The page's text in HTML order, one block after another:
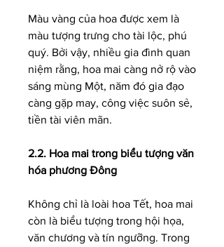
Màu vàng của hoa được xem là
màu tượng trưng cho tài lộc, phú
quý. Bởi vậy, nhiều gia đình quan
niệm rằng, hoa mai càng nở rộ vào
sáng mùng Một, năm đó gia đạo
càng gặp may, công việc suôn sẻ,
tiền tài viên mãn.
2.2. Hoa mai trong biểu tượng văn
hóa phương Đông
Không chỉ là loài hoa Tết, hoa mai
còn là biểu tượng trong hội họa,
văn chương và tín ngưỡng. Trong